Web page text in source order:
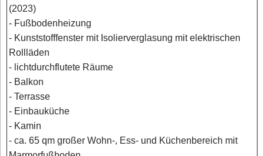
(2023)
- Fußbodenheizung
- Kunststofffenster mit Isolierverglasung mit elektrischen
Rollläden
- lichtdurchflutete Räume
- Balkon
- Terrasse
- Einbauküche
- Kamin
- ca. 65 qm großer Wohn-, Ess- und Küchenbereich mit